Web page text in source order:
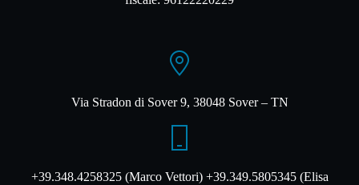
Via Stradon di Sover 9, 38048 Sover – TN
+39.348.4258325 (Marco Vettori) +39.349.5805345 (Elisa